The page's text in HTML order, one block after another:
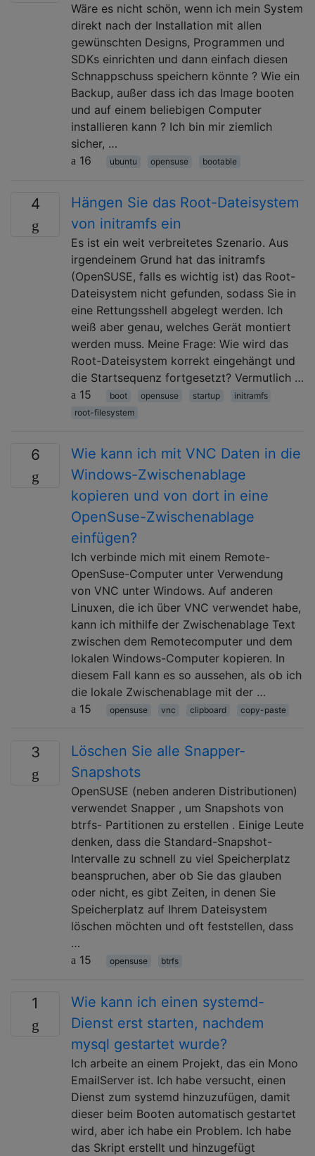
Wäre es nicht schön, wenn ich mein System
direkt nach der Installation mit allen
gewünschten Designs, Programmen und
SDKs einrichten und dann einfach diesen
Schnappschuss speichern könnte ? Wie ein
Backup, außer dass ich das Image booten
und auf einem beliebigen Computer
installieren kann ? Ich bin mir ziemlich
sicher, …
16
ubuntu opensuse bootable
4
Hängen Sie das Root-Dateisystem
von initramfs ein
Es ist ein weit verbreitetes Szenario. Aus
irgendeinem Grund hat das initramfs
(OpenSUSE, falls es wichtig ist) das Root-
Dateisystem nicht gefunden, sodass Sie in
eine Rettungsshell abgelegt werden. Ich
weiß aber genau, welches Gerät montiert
werden muss. Meine Frage: Wie wird das
Root-Dateisystem korrekt eingehängt und
die Startsequenz fortgesetzt? Vermutlich …
15
boot opensuse startup
initramfs
root-filesystem
6
Wie kann ich mit VNC Daten in die
Windows-Zwischenablage
kopieren und von dort in eine
OpenSuse-Zwischenablage
einfügen?
Ich verbinde mich mit einem Remote-
OpenSuse-Computer unter Verwendung
von VNC unter Windows. Auf anderen
Linuxen, die ich über VNC verwendet habe,
kann ich mithilfe der Zwischenablage Text
zwischen dem Remotecomputer und dem
lokalen Windows-Computer kopieren. In
diesem Fall kann es so aussehen, als ob ich
die lokale Zwischenablage mit der …
15
opensuse vnc clipboard copy-paste
3
Löschen Sie alle Snapper-
Snapshots
OpenSUSE (neben anderen Distributionen)
verwendet Snapper , um Snapshots von
btrfs- Partitionen zu erstellen . Einige Leute
denken, dass die Standard-Snapshot-
Intervalle zu schnell zu viel Speicherplatz
beanspruchen, aber ob Sie das glauben
oder nicht, es gibt Zeiten, in denen Sie
Speicherplatz auf Ihrem Dateisystem
löschen möchten und oft feststellen, dass
…
15
opensuse btrfs
1
Wie kann ich einen systemd-
Dienst erst starten, nachdem
mysql gestartet wurde?
Ich arbeite an einem Projekt, das ein Mono
EmailServer ist. Ich habe versucht, einen
Dienst zum systemd hinzuzufügen, damit
dieser beim Booten automatisch gestartet
wird, aber ich habe ein Problem. Ich habe
das Skript erstellt und hinzugefügt